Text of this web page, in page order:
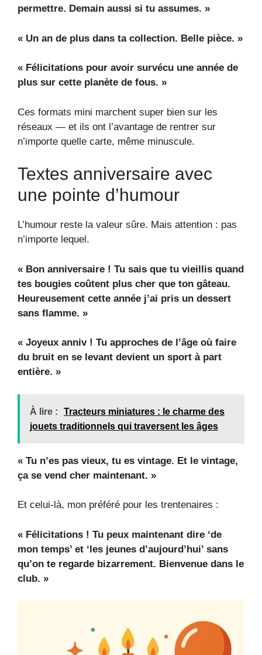
permettre. Demain aussi si tu assumes. »
« Un an de plus dans ta collection. Belle pièce. »
« Félicitations pour avoir survécu une année de
plus sur cette planète de fous. »
Ces formats mini marchent super bien sur les
réseaux — et ils ont l’avantage de rentrer sur
n’importe quelle carte, même minuscule.
Textes anniversaire avec
une pointe d’humour
L’humour reste la valeur sûre. Mais attention : pas
n’importe lequel.
« Bon anniversaire ! Tu sais que tu vieillis quand
tes bougies coûtent plus cher que ton gâteau.
Heureusement cette année j’ai pris un dessert
sans flamme. »
« Joyeux anniv ! Tu approches de l’âge où faire
du bruit en se levant devient un sport à part
entière. »
À lire :
Tracteurs miniatures : le charme des
jouets traditionnels qui traversent les âges
« Tu n’es pas vieux, tu es vintage. Et le vintage,
ça se vend cher maintenant. »
Et celui-là, mon préféré pour les trentenaires :
« Félicitations ! Tu peux maintenant dire ‘de
mon temps’ et ‘les jeunes d’aujourd’hui’ sans
qu’on te regarde bizarrement. Bienvenue dans le
club. »